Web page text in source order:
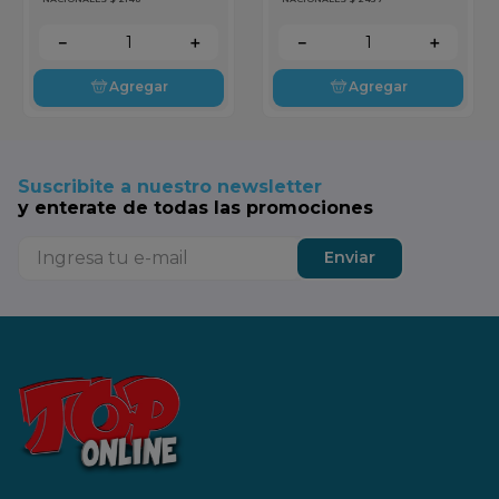
＋
－
Agregar
＋
－
Agregar
Suscribite a nuestro newsletter
y enterate de todas las promociones
Enviar